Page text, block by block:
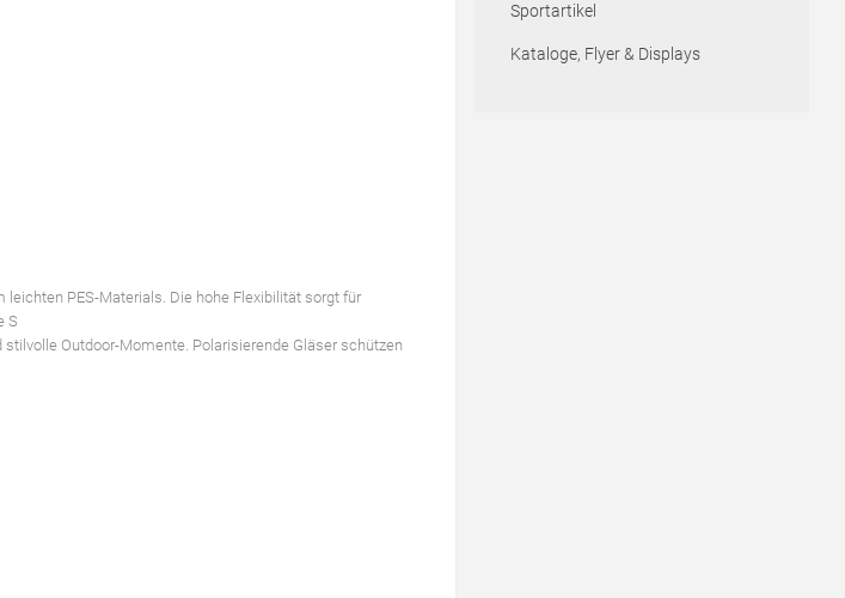
PES-Materials. Die hohe Flexibilität sorgt für
S
Outdoor-Momente. Polarisierende Gläser schützen
Sportartikel
Kataloge, Flyer & Displays